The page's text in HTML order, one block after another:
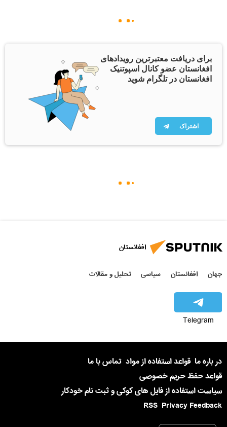
برای دریافت معتبرترین رویدادهای
افغانستان عضو کانال اسپوتنیک
افغانستان در تلگرام شوید
اشتراک
افغانستان
جهان افغانستان سیاسی تحلیل و مقالات
Telegram
در باره ما قواعد استفاده از مواد تماس با ما
قواعد حفظ حریم خصوصی
سیاست استفاده از فایل های کوکی و ثبت نام خودکار
Privacy Feedback
RSS